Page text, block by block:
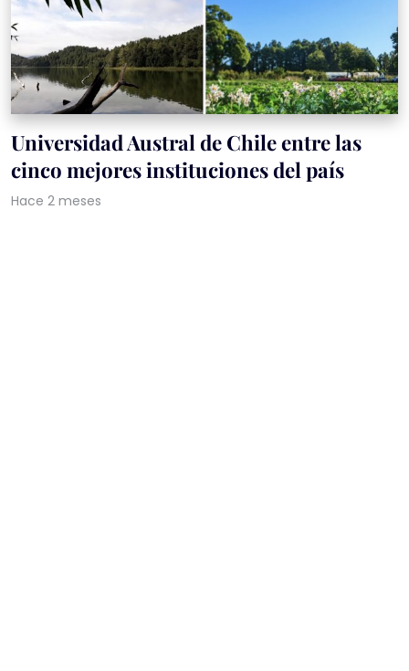
Universidad Austral de Chile entre las
cinco mejores instituciones del país
Hace 2 meses